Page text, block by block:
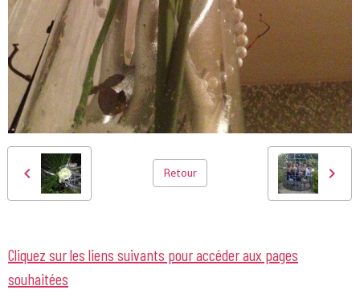
Retour
Cliquez sur les liens suivants pour accéder aux pages
souhaitées